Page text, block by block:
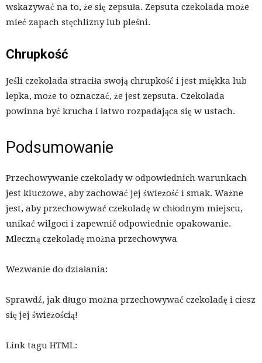
wskazywać na to, że się zepsuła. Zepsuta czekolada może
mieć zapach stęchlizny lub pleśni.
Chrupkość
Jeśli czekolada straciła swoją chrupkość i jest miękka lub
lepka, może to oznaczać, że jest zepsuta. Czekolada
powinna być krucha i łatwo rozpadająca się w ustach.
Podsumowanie
Przechowywanie czekolady w odpowiednich warunkach
jest kluczowe, aby zachować jej świeżość i smak. Ważne
jest, aby przechowywać czekoladę w chłodnym miejscu,
unikać wilgoci i zapewnić odpowiednie opakowanie.
Mleczną czekoladę można przechowywa
Wezwanie do działania:
Sprawdź, jak długo można przechowywać czekoladę i ciesz
się jej świeżością!
Link tagu HTML: